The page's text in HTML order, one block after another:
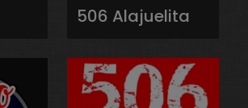
506 Alajuelita